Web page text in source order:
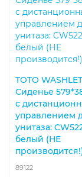
TOTO
Сиденье
с
управлением
унитаза:
белый (НЕ
89122